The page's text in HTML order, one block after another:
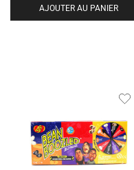
AJOUTER AU PANIER